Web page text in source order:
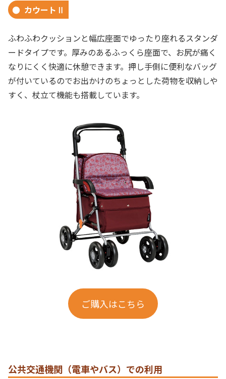
カウートⅡ
ふわふわクッションと幅広座面でゆったり座れるスタンダ
ードタイプです。厚みのあるふっくら座面で、お尻が痛く
なりにくく快適に休憩できます。押し手側に便利なバッグ
が付いているのでお出かけのちょっとした荷物を収納しや
すく、杖立て機能も搭載しています。
ご購入はこちら
公共交通機関（電車やバス）での利用